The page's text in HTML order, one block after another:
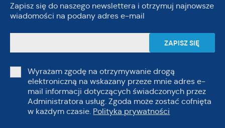
Zapisz się do naszego newslettera i otrzymuj najnowsze
wiadomości na podany adres e-mail
Wyrażam zgodę na otrzymywanie drogą
elektroniczną na wskazany przeze mnie adres e-
mail informacji dotyczących świadczonych przez
Administratora usług. Zgoda może zostać cofnięta
w każdym czasie. Polityka prywatności